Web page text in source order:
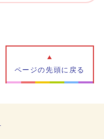
ページの先頭に戻る